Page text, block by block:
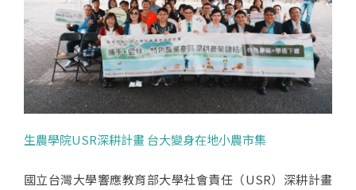
生農學院USR深耕計畫 台大變身在地小農市集
國立台灣大學響應教育部大學社會責任（USR）深耕計畫